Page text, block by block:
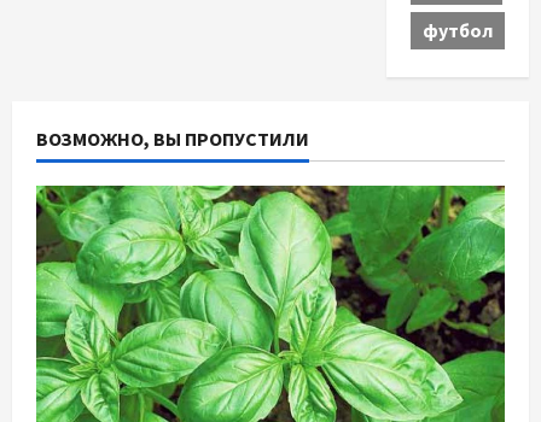
футбол
ВОЗМОЖНО, ВЫ ПРОПУСТИЛИ